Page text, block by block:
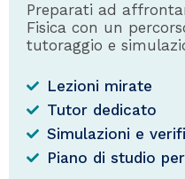
Preparati ad
Fisica con un
tutoraggio e
Lezioni mirate
Tutor dedicato
Simulazioni e
Piano di studio